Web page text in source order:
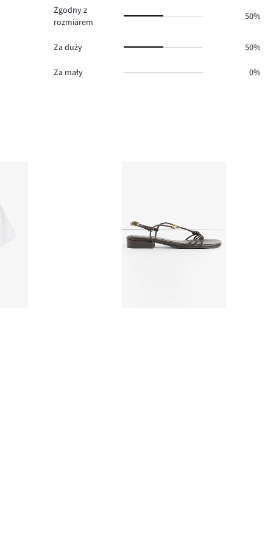
Zgodny z
rozmiarem
50%
Za duży 50%
Za mały 0%